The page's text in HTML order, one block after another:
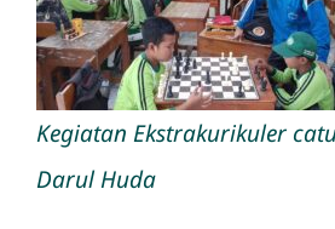
Kegiatan Ekstrakurikuler
Darul Huda